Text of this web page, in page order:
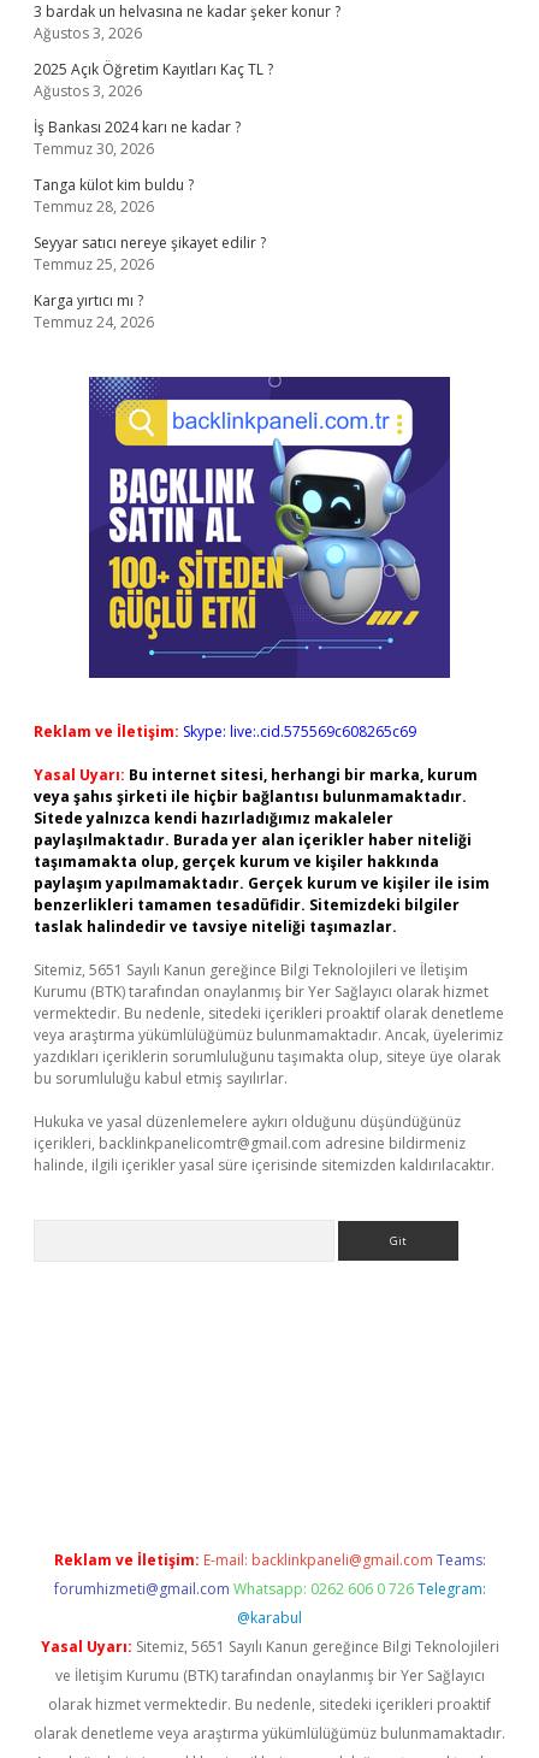
3 bardak un helvasına ne kadar şeker konur ?
Ağustos 3, 2026
2025 Açık Öğretim Kayıtları Kaç TL ?
Ağustos 3, 2026
İş Bankası 2024 karı ne kadar ?
Temmuz 30, 2026
Tanga külot kim buldu ?
Temmuz 28, 2026
Seyyar satıcı nereye şikayet edilir ?
Temmuz 25, 2026
Karga yırtıcı mı ?
Temmuz 24, 2026
Reklam ve İletişim: Skype: live:.cid.575569c608265c69
Yasal Uyarı: Bu internet sitesi, herhangi bir marka, kurum
veya şahıs şirketi ile hiçbir bağlantısı bulunmamaktadır.
Sitede yalnızca kendi hazırladığımız makaleler
paylaşılmaktadır. Burada yer alan içerikler haber niteliği
taşımamakta olup, gerçek kurum ve kişiler hakkında
paylaşım yapılmamaktadır. Gerçek kurum ve kişiler ile isim
benzerlikleri tamamen tesadüfidir. Sitemizdeki bilgiler
taslak halindedir ve tavsiye niteliği taşımazlar.
Sitemiz, 5651 Sayılı Kanun gereğince Bilgi Teknolojileri ve İletişim
Kurumu (BTK) tarafından onaylanmış bir Yer Sağlayıcı olarak hizmet
vermektedir. Bu nedenle, sitedeki içerikleri proaktif olarak denetleme
veya araştırma yükümlülüğümüz bulunmamaktadır. Ancak, üyelerimiz
yazdıkları içeriklerin sorumluluğunu taşımakta olup, siteye üye olarak
bu sorumluluğu kabul etmiş sayılırlar.
Hukuka ve yasal düzenlemelere aykırı olduğunu düşündüğünüz
içerikleri, backlinkpanelicomtr@gmail.com adresine bildirmeniz
halinde, ilgili içerikler yasal süre içerisinde sitemizden kaldırılacaktır.
Reklam ve İletişim: E-mail: backlinkpaneli@gmail.com Teams:
forumhizmeti@gmail.com Whatsapp: 0262 606 0 726 Telegram:
@karabul
Yasal Uyarı: Sitemiz, 5651 Sayılı Kanun gereğince Bilgi Teknolojileri
ve İletişim Kurumu (BTK) tarafından onaylanmış bir Yer Sağlayıcı
olarak hizmet vermektedir. Bu nedenle, sitedeki içerikleri proaktif
olarak denetleme veya araştırma yükümlülüğümüz bulunmamaktadır.